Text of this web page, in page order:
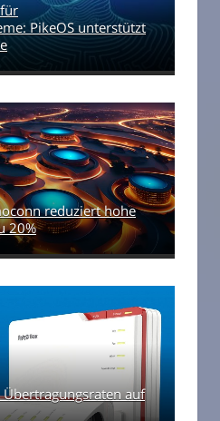
PikeOS unterstützt
reduziert hohe
20%
Übertragungsraten auf